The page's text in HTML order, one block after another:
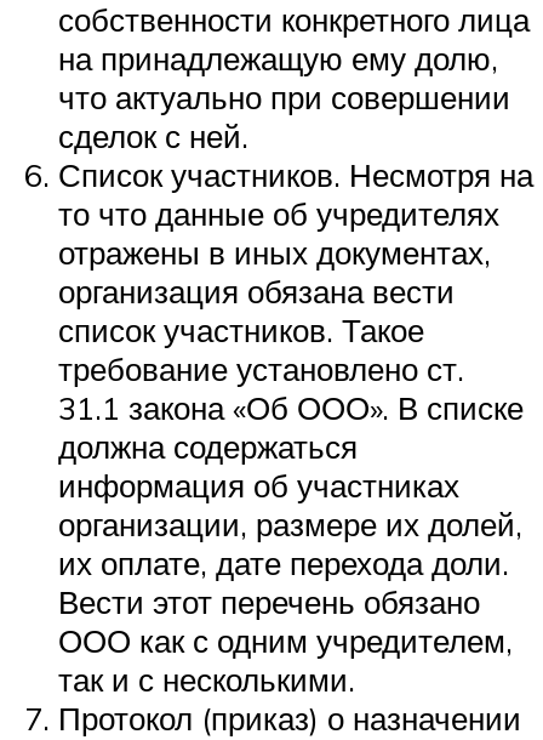
собственности конкретного лица
на принадлежащую ему долю,
что актуально при совершении
сделок с ней.
Список участников. Несмотря на
то что данные об учредителях
отражены в иных документах,
организация обязана вести
список участников. Такое
требование установлено ст.
31.1 закона «Об ООО». В списке
должна содержаться
информация об участниках
организации, размере их долей,
их оплате, дате перехода доли.
Вести этот перечень обязано
ООО как с одним учредителем,
так и с несколькими.
Протокол (приказ) о назначении